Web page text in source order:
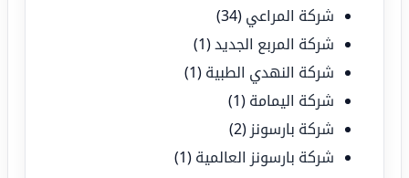
شركة المراعي (34)
شركة المربع الجديد(1)
شركة النهدي الطبية (1)
شركة اليمامة (1)
شركة بارسونز (2)
شركة بارسونز العالمية (1)